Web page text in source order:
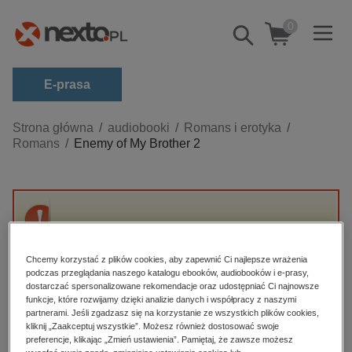
Pokaż/schowaj
wyszukiwarkę
0
E-prasa
Kategorie
Zobacz wszystkie E-prasa
budownictwo, aranżacja wnętrz
dzienniki
edukacja
hobby, sport, rozrywka
komputery, internet, technologie, informatyka
Strona główna audiobooki
Romans i erotyka
Romans
Enemy of My Brother 2
Przepraszamy, ale produkt „Enemy of My
High-contrast mode
Polecane
Chcemy korzystać z plików cookies, aby zapewnić Ci najlepsze wrażenia
podczas przeglądania naszego katalogu ebooków, audiobooków i e-prasy,
dostarczać spersonalizowane rekomendacje oraz udostępniać Ci najnowsze
funkcje, które rozwijamy dzięki analizie danych i współpracy z naszymi
partnerami. Jeśli zgadzasz się na korzystanie ze wszystkich plików cookies,
kliknij „Zaakceptuj wszystkie”. Możesz również dostosować swoje
preferencje, klikając „Zmień ustawienia”. Pamiętaj, że zawsze możesz